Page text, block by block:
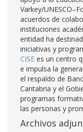
Varkey/
acuerdos de
instituciones
entidad ha
iniciativas y
CISE es un centro
e impulsa la
el respaldo de
Cantabria y el
programas
las personas y
Archivos